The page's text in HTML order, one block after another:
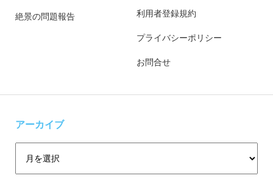
絶景の問題報告 利用者登録規約
プライバシーポリシー
お問合せ
アーカイブ